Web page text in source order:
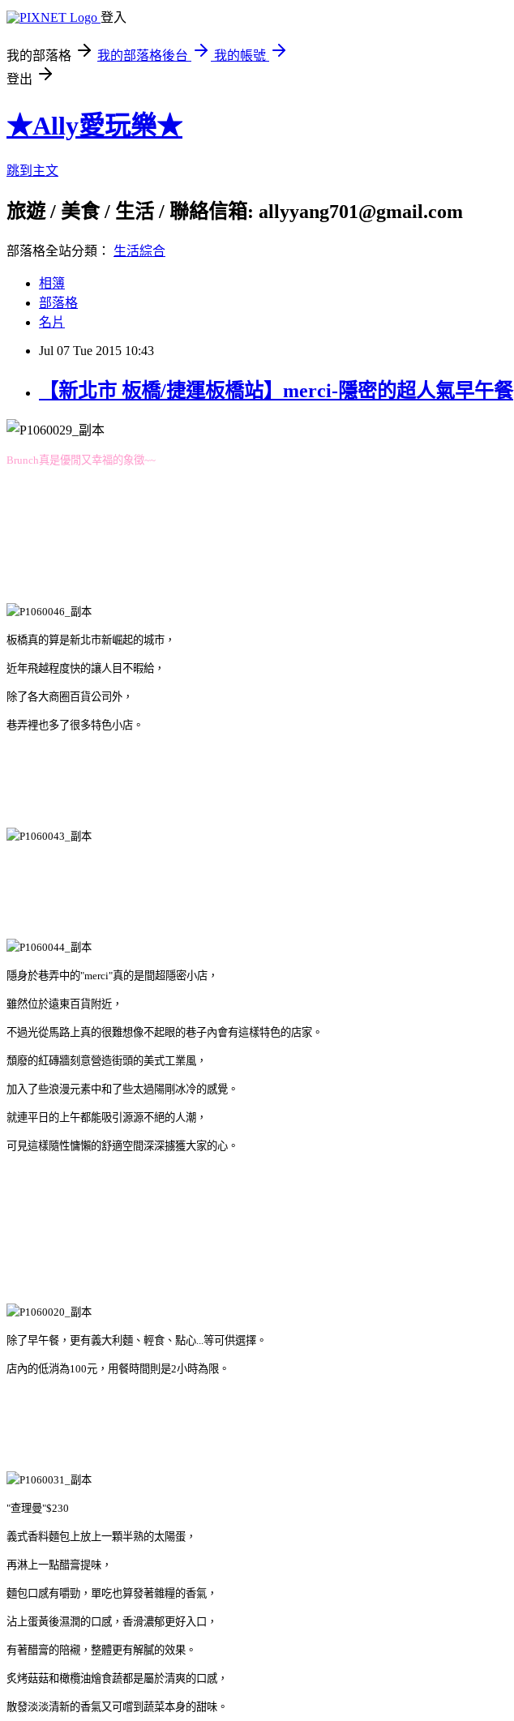
登入
我的部落格 我的部落格後台
我的帳號
登出
★Ally愛玩樂★
跳到主文
旅遊 / 美食 / 生活 / 聯絡信箱: allyyang701@gmail.com
部落格全站分類： 生活綜合
相簿
部落格
名片
Jul 07 Tue 2015 10:43
【新北市 板橋/捷運板橋站】merci-隱密的超人氣早午餐
Brunch真是優閒又幸福的象徵~~
板橋真的算是新北市新崛起的城市，
近年飛越程度快的讓人目不暇給，
除了各大商圈百貨公司外，
巷弄裡也多了很多特色小店。
隱身於巷弄中的"merci"真的是間超隱密小店，
雖然位於遠東百貨附近，
不過光從馬路上真的很難想像不起眼的巷子內會有這樣特色的店家。
頹廢的紅磚牆刻意營造街頭的美式工業風，
加入了些浪漫元素中和了些太過陽剛冰冷的感覺。
就連平日的上午都能吸引源源不絕的人潮，
可見這樣隨性慵懶的舒適空間深深擄獲大家的心。
除了早午餐，更有義大利麵、輕食、點心...等可供選擇。
店內的低消為100元，用餐時間則是2小時為限。
"查理曼"$230
義式香料麵包上放上一顆半熟的太陽蛋，
再淋上一點醋膏提味，
麵包口感有嚼勁，單吃也算發著雜糧的香氣，
沾上蛋黃後濕潤的口感，香滑濃郁更好入口，
有著醋膏的陪襯，整體更有解膩的效果。
炙烤菇菇和橄欖油燴食蔬都是屬於清爽的口感，
散發淡淡清新的香氣又可嚐到蔬菜本身的甜味。